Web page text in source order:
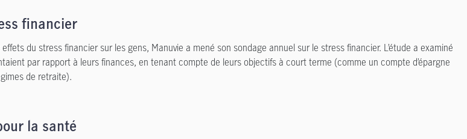
financier
du stress financier sur les gens, Manuvie a mené son sondage annuel sur le stress financier. L’étude a examiné
par rapport à leurs finances, en tenant compte de leurs objectifs à court terme (comme un compte d’épargne
de retraite).
la santé